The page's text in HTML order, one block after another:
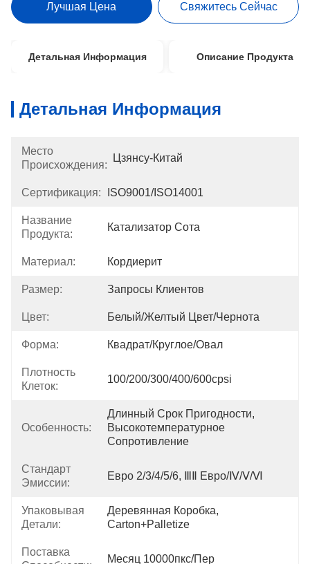
Лучшая Цена Свяжитесь Сейчас
Детальная Информация Описание Продукта
Детальная Информация
Место
Происхождения:
Цзянсу-Китай
Сертификация: ISO9001/ISO14001
Название
Продукта:
Катализатор Сота
Материал: Кордиерит
Размер: Запросы Клиентов
Цвет: Белый/желтый Цвет/чернота
Форма: Квадрат/круглое/овал
Плотность
Клеток:
100/200/300/400/600cpsi
Особенность:
Длинный Срок Пригодности,
Высокотемпературное
Сопротивление
Стандарт
Эмиссии:
Евро 2/3/4/5/6, ⅢⅡ Евро/Ⅳ/Ⅴ/Ⅵ
Упаковывая
Детали:
Деревянная Коробка,
Carton+Palletize
Поставка
Месяц 10000пкс/пер